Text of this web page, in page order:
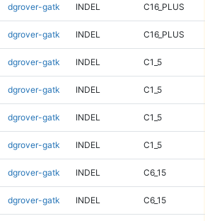
dgrover-gatk INDEL C16_PLUS
dgrover-gatk INDEL C16_PLUS
dgrover-gatk INDEL C1_5
dgrover-gatk INDEL C1_5
dgrover-gatk INDEL C1_5
dgrover-gatk INDEL C1_5
dgrover-gatk INDEL C6_15
dgrover-gatk INDEL C6_15